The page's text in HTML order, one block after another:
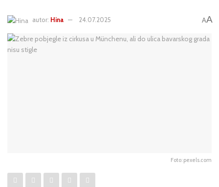
autor: Hina 24.07.2025 AA
Foto: pexels.com